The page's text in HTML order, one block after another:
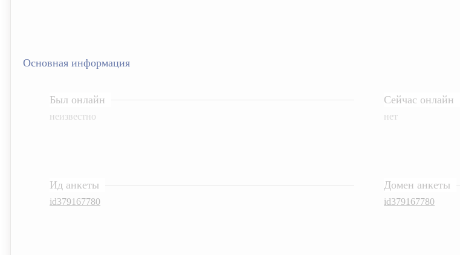
Основная информация
Был онлайн
неизвестно
Сейчас онлайн
нет
Ид анкеты
id379167780
Домен анкеты
id379167780